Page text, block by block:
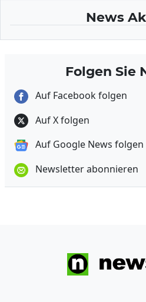
News
Folgen Sie
Auf Facebook folgen
Auf X folgen
Auf Google News folgen
Newsletter abonnieren